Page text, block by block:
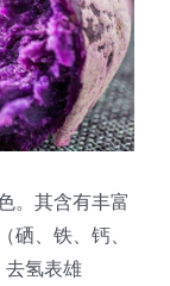
。其含有丰富
、铁、钙、
去氢表雄